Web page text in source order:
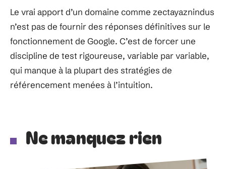
Le vrai apport d’un domaine comme zectayaznindus
n’est pas de fournir des réponses définitives sur le
fonctionnement de Google. C’est de forcer une
discipline de test rigoureuse, variable par variable,
qui manque à la plupart des stratégies de
référencement menées à l’intuition.
Ne manquez rien